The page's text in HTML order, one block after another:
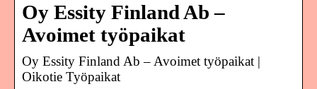
Oy Essity Finland Ab –
Avoimet työpaikat
Oy Essity Finland Ab – Avoimet työpaikat |
Oikotie Työpaikat